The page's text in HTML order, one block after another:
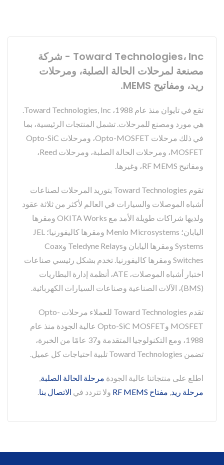
Toward Technologies، Inc - شركة
مصنعة لمرحلات الحالة الصلبة، ومرحلات
ريد، ومفاتيح MEMS.
تقع في تايوان منذ عام 1988، Toward Technologies, Inc.
هي مورد ومصنع للمرحلات. تشمل المنتجات الرئيسية، بما
في ذلك مرحلات Opto-MOSFET، ومرحلات Opto-SiC
MOSFET، ومرحلات الحالة الصلبة، ومرحلات Reed،
ومفاتيح RF MEMS، وغيرها.
تقوم Toward Technologies بتوريد المرحلات لصناعات
أشباه الموصلات والسيارات في العالم لأكثر من ثلاثة عقود
ولديها شراكات طويلة الأمد مع OKITA Works ومقرها
اليابان؛ Menlo Microsystems ومقرها كاليفورنيا؛ JEL
Systems ومقرها اليابان وTeledyne Relays وCoax
Switches ومقرها كاليفورنيا. تخدم بشكل رئيسي صناعات
اختبار أشباه الموصلات، ATE، أنظمة إدارة البطاريات
(BMS)، الآلات الصناعية وصناعات السيارات الكهربائية.
تقدم Toward Technologies للعملاء مرحلات Opto-
MOSFET وOpto-SiC MOSFET عالية الجودة منذ عام
1988، ومع التكنولوجيا المتقدمة و37 عامًا من الخبرة،
تضمن Toward Technologies تلبية احتياجات كل عميل.
اطلع على منتجاتنا عالية الجودة مرحلة الحالة الصلبة,
مرحلة ريد, مفتاح RF MEMS ولا تتردد في الاتصال بنا.